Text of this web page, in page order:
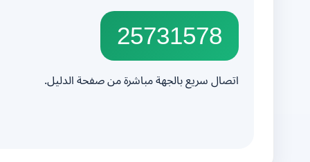
25731578
اتصال سريع بالجهة مباشرة من صفحة الدليل.